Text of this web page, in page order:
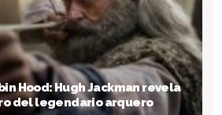
Hood: Hugh Jackman revela
del legendario arquero